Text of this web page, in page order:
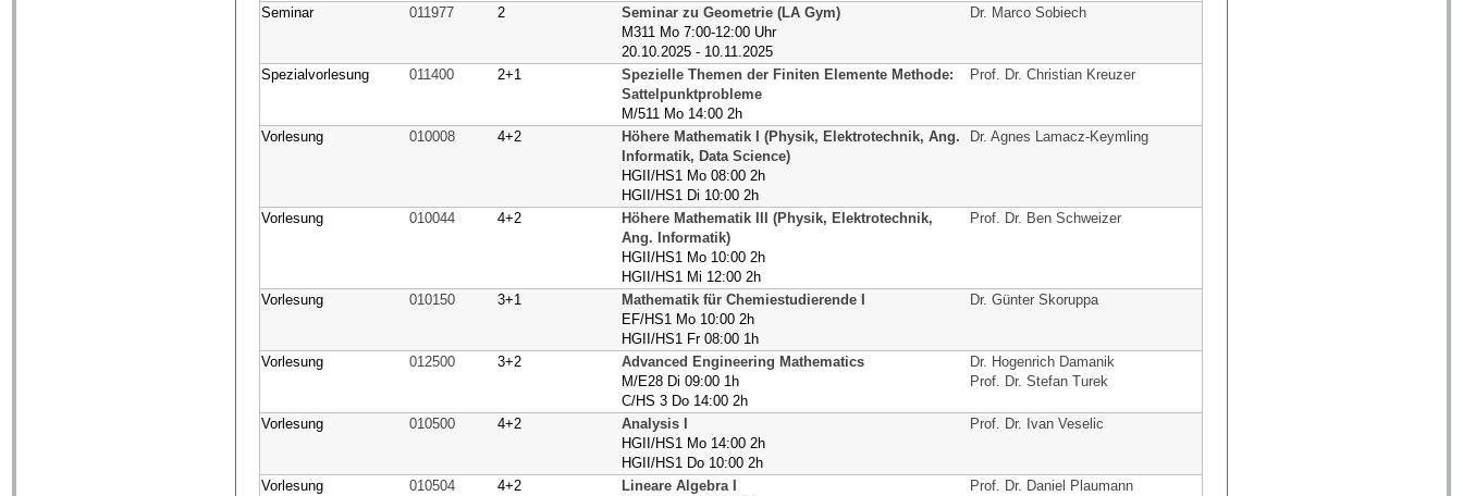
Seminar 011977 2
Seminar zu Geometrie (LA Gym)
M311 Mo 7:00-12:00 Uhr
20.10.2025 - 10.11.2025
Dr. Marco Sobiech
Spezialvorlesung 011400 2+1
Spezielle Themen der Finiten Elemente Methode:
Sattelpunktprobleme
M/511 Mo 14:00 2h
Prof. Dr. Christian Kreuzer
Vorlesung 010008 4+2
Höhere Mathematik I (Physik, Elektrotechnik, Ang.
Informatik, Data Science)
HGII/HS1 Mo 08:00 2h
HGII/HS1 Di 10:00 2h
Dr. Agnes Lamacz-Keymling
Vorlesung 010044 4+2
Höhere Mathematik III (Physik, Elektrotechnik,
Ang. Informatik)
HGII/HS1 Mo 10:00 2h
HGII/HS1 Mi 12:00 2h
Prof. Dr. Ben Schweizer
Vorlesung 010150 3+1
Mathematik für Chemiestudierende I
EF/HS1 Mo 10:00 2h
HGII/HS1 Fr 08:00 1h
Dr. Günter Skoruppa
Vorlesung 012500 3+2
Advanced Engineering Mathematics
M/E28 Di 09:00 1h
C/HS 3 Do 14:00 2h
Dr. Hogenrich Damanik
Prof. Dr. Stefan Turek
Vorlesung 010500 4+2
Analysis I
HGII/HS1 Mo 14:00 2h
HGII/HS1 Do 10:00 2h
Prof. Dr. Ivan Veselic
Vorlesung 010504 4+2
Lineare Algebra I
Prof. Dr. Daniel Plaumann